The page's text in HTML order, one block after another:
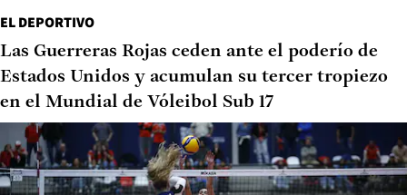
EL DEPORTIVO
Las Guerreras Rojas ceden ante el poderío de
Estados Unidos y acumulan su tercer tropiezo
en el Mundial de Vóleibol Sub 17